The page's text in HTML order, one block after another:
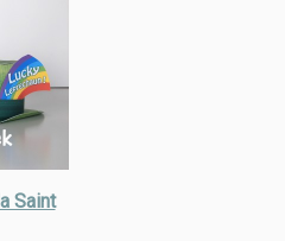
Saint